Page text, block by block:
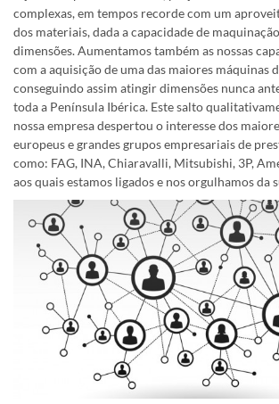
complexas, em tempos recorde com um
dos materiais, dada a capacidade de
dimensões. Aumentamos também as nossas
com a aquisição de uma das maiores máquinas
conseguindo assim atingir dimensões nunca
toda a Península Ibérica. Este salto
nossa empresa despertou o interesse dos
europeus e grandes grupos empresariais de
como: FAG, INA, Chiaravalli, Mitsubishi, 3P,
aos quais estamos ligados e nos orgulhamos da